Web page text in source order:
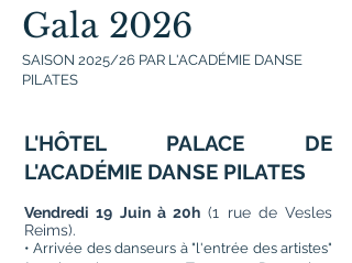
Gala 2026
SAISON 2025/26 PAR L'ACADÉMIE DANSE
PILATES
L'HÔTEL PALACE DE
L'ACADÉMIE DANSE PILATES​
Vendredi 19 Juin à 20h (1 rue de Vesles
Reims).
• Arrivée des danseurs à "l'entrée des artistes"